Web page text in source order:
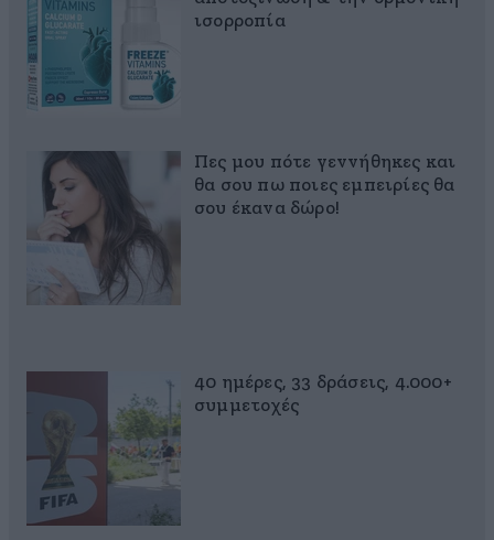
ισορροπία
Πες μου πότε γεννήθηκες και
θα σου πω ποιες εμπειρίες θα
σου έκανα δώρο!
40 ημέρες, 33 δράσεις, 4.000+
συμμετοχές